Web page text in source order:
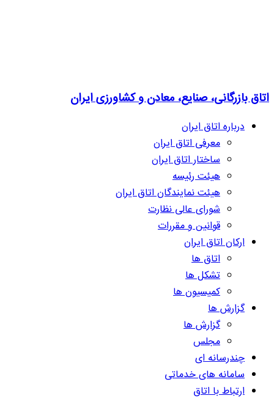
اتاق بازرگانی، صنایع، معادن و کشاورزی ایران
درباره اتاق ایران
معرفی اتاق ایران
ساختار اتاق ایران
هیئت رئیسه
هیئت نمایندگان اتاق ایران
شورای عالی نظارت
قوانین و مقررات
ارکان اتاق ایران
اتاق ها
تشکل ها
کمیسیون ها
گزارش ها
گزارش ها
مجلس
چندرسانه ای
سامانه های خدماتی
ارتباط با اتاق